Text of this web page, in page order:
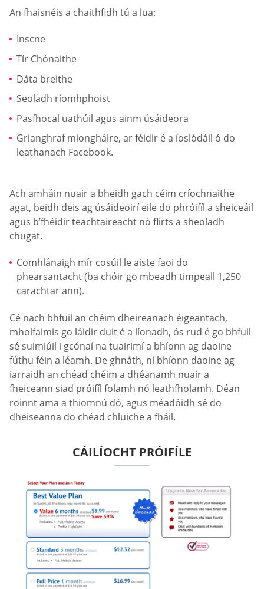
An fhaisnéis a chaithfidh tú a lua:
Inscne
Tír Chónaithe
Dáta breithe
Seoladh ríomhphoist
Pasfhocal uathúil agus ainm úsáideora
Grianghraf miongháire, ar féidir é a íoslódáil ó do
leathanach Facebook.
Ach amháin nuair a bheidh gach céim críochnaithe
agat, beidh deis ag úsáideoirí eile do phróifíl a sheiceáil
agus b’fhéidir teachtaireacht nó flirts a sheoladh
chugat.
Comhlánaigh mír cosúil le aiste faoi do
phearsantacht (ba chóir go mbeadh timpeall 1,250
carachtar ann).
Cé nach bhfuil an chéim dheireanach éigeantach,
mholfaimis go láidir duit é a líonadh, ós rud é go bhfuil
sé suimiúil i gcónaí na tuairimí a bhíonn ag daoine
fúthu féin a léamh. De ghnáth, ní bhíonn daoine ag
iarraidh an chéad chéim a dhéanamh nuair a
fheiceann siad próifíl folamh nó leathfholamh. Déan
roinnt ama a thiomnú dó, agus méadóidh sé do
dheiseanna do chéad chluiche a fháil.
CÁILÍOCHT PRÓIFÍLE